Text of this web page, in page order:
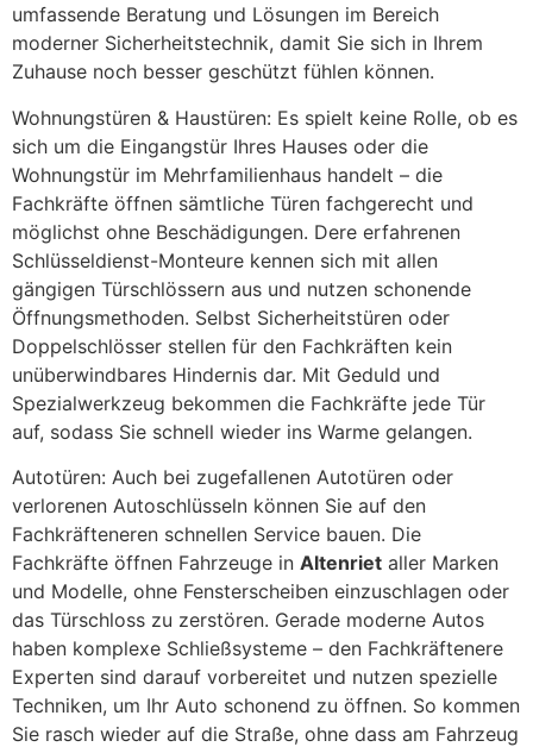
umfassende Beratung und Lösungen im Bereich
moderner Sicherheitstechnik, damit Sie sich in Ihrem
Zuhause noch besser geschützt fühlen können.
Wohnungstüren & Haustüren: Es spielt keine Rolle, ob es
sich um die Eingangstür Ihres Hauses oder die
Wohnungstür im Mehrfamilienhaus handelt – die
Fachkräfte öffnen sämtliche Türen fachgerecht und
möglichst ohne Beschädigungen. Dere erfahrenen
Schlüsseldienst-Monteure kennen sich mit allen
gängigen Türschlössern aus und nutzen schonende
Öffnungsmethoden. Selbst Sicherheitstüren oder
Doppelschlösser stellen für den Fachkräften kein
unüberwindbares Hindernis dar. Mit Geduld und
Spezialwerkzeug bekommen die Fachkräfte jede Tür
auf, sodass Sie schnell wieder ins Warme gelangen.
Autotüren: Auch bei zugefallenen Autotüren oder
verlorenen Autoschlüsseln können Sie auf den
Fachkräfteneren schnellen Service bauen. Die
Fachkräfte öffnen Fahrzeuge in Altenriet aller Marken
und Modelle, ohne Fensterscheiben einzuschlagen oder
das Türschloss zu zerstören. Gerade moderne Autos
haben komplexe Schließsysteme – den Fachkräftenere
Experten sind darauf vorbereitet und nutzen spezielle
Techniken, um Ihr Auto schonend zu öffnen. So kommen
Sie rasch wieder auf die Straße, ohne dass am Fahrzeug